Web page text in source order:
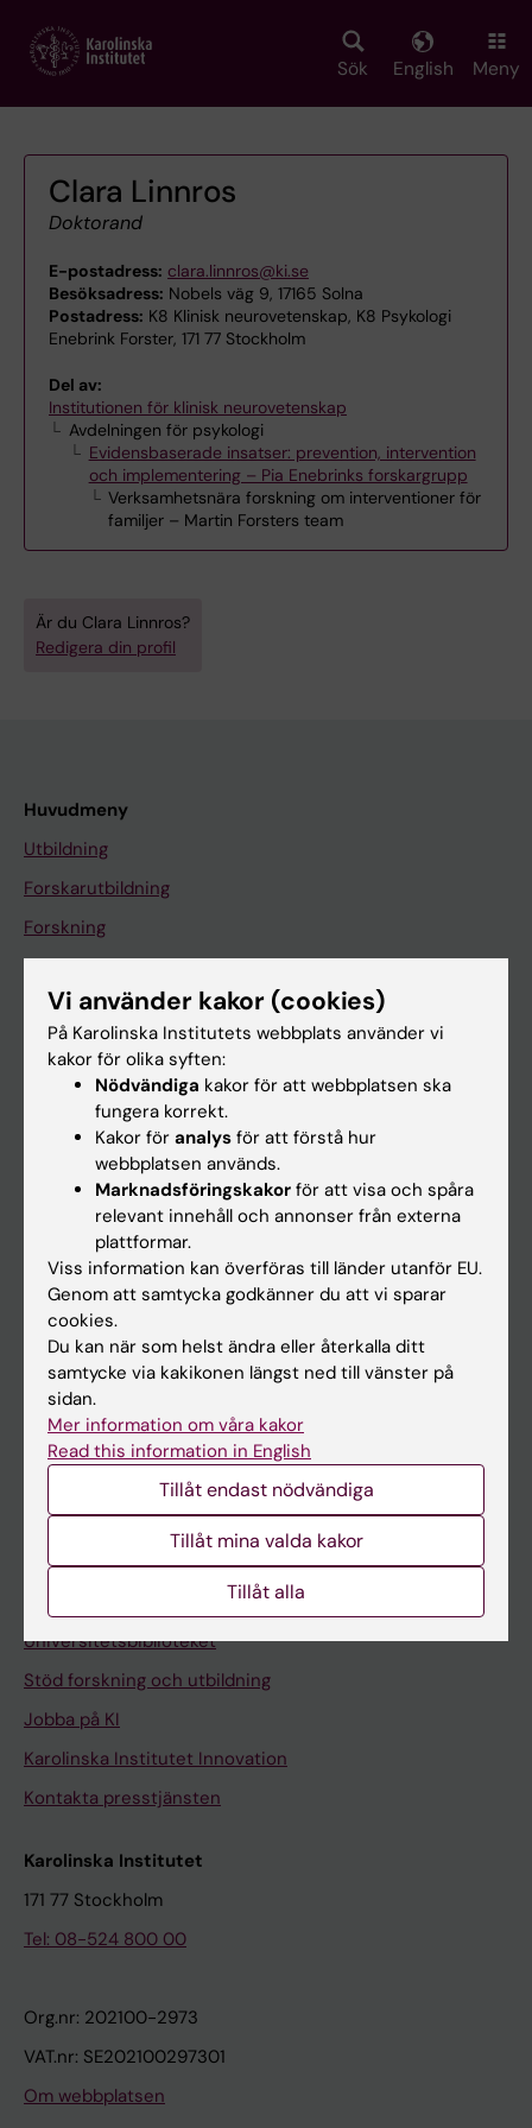
main
Sök English Meny
Clara Linnros
Doktorand
E-postadress: clara.linnros@ki.se
Besöksadress: Nobels väg 9, 17165 Solna
Postadress: K8 Klinisk neurovetenskap, K8 Psykologi
Enebrink Forster, 171 77 Stockholm
Del av:
Institutionen för klinisk neurovetenskap
Avdelningen för psykologi
Evidensbaserade insatser: prevention, intervention
och implementering – Pia Enebrinks forskargrupp
Verksamhetsnära forskning om interventioner för
familjer – Martin Forsters team
Är du Clara Linnros?
Redigera din profil
Huvudmeny
Utbildning
Forskarutbildning
Forskning
På gång
Nyheter
Kalender
Student
Canvas
Schema
Studentmejlen
Kurs- och programwebbar
Student på KI
Medarbetarportalen
Universitetsbiblioteket
Stöd forskning och utbildning
Jobba på KI
Karolinska Institutet Innovation
Kontakta presstjänsten
Karolinska Institutet
171 77 Stockholm
Tel: 08-524 800 00
Org.nr: 202100-2973
VAT.nr: SE202100297301
Om webbplatsen
Vi använder kakor (cookies)
På Karolinska Institutets webbplats använder vi
kakor för olika syften:
Nödvändiga kakor för att webbplatsen ska
fungera korrekt.
Kakor för analys för att förstå hur
webbplatsen används.
Marknadsföringskakor för att visa och spåra
relevant innehåll och annonser från externa
plattformar.
Viss information kan överföras till länder utanför EU.
Genom att samtycka godkänner du att vi sparar
cookies.
Du kan när som helst ändra eller återkalla ditt
samtycke via kakikonen längst ned till vänster på
sidan.
Mer information om våra kakor
Read this information in English
Tillåt endast nödvändiga
Tillåt mina valda kakor
Tillåt alla